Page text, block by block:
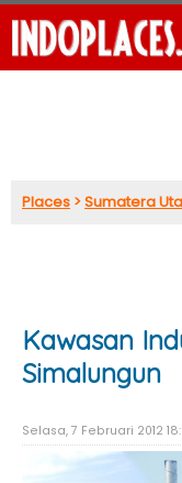
Places >Sumatera
Kawasan
Simalungun
Selasa, 7 Februari 2012